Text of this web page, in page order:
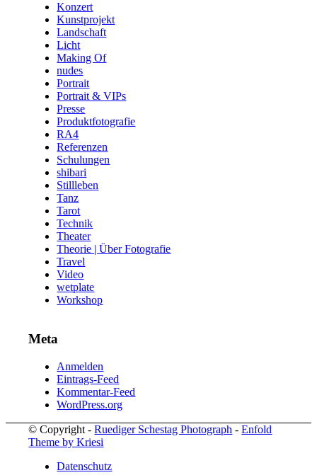
Konzert
Kunstprojekt
Landschaft
Licht
Making Of
nudes
Portrait
Portrait & VIPs
Presse
Produktfotografie
RA4
Referenzen
Schulungen
shibari
Stillleben
Tanz
Tarot
Technik
Theater
Theorie | Über Fotografie
Travel
Video
wetplate
Workshop
Meta
Anmelden
Eintrags-Feed
Kommentar-Feed
WordPress.org
© Copyright -Ruediger Schestag Photograph -Enfold
Theme by Kriesi
Datenschutz